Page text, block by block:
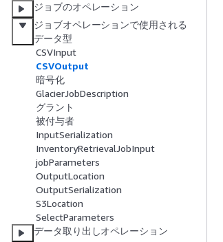
ジョブのオペレーション
ジョブオペレーションで使用される
データ型
CSVInput
CSVOutput
暗号化
GlacierJobDescription
グラント
被付与者
InputSerialization
InventoryRetrievalJobInput
jobParameters
OutputLocation
OutputSerialization
S3Location
SelectParameters
データ取り出しオペレーション